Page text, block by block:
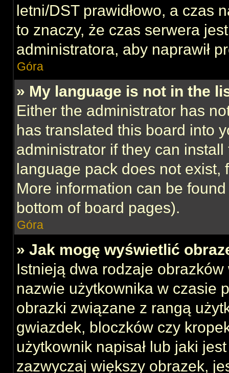
letni/DST prawidłowo, a czas
to znaczy, że czas serwera
administratora, aby naprawił
Góra
» My language is not in the
Either the administrator has
has translated this board into
administrator if they can
language pack does not exist,
More information can be
bottom of board pages).
Góra
» Jak mogę wyświetlić
Istnieją dwa rodzaje
nazwie użytkownika w czasie
obrazki związane z rangą
gwiazdek, bloczków czy
użytkownik napisał lub jaki
zazwyczaj większy obrazek,